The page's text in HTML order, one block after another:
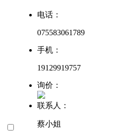
电话：
075583061789
手机：
19129919757
询价：
联系人：
蔡小姐